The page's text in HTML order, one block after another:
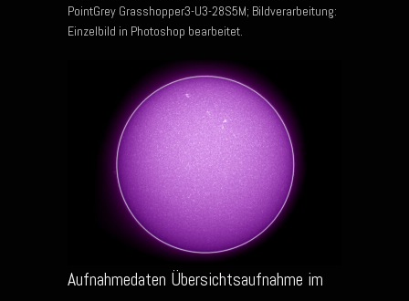
PointGrey Grasshopper3-U3-28S5M; Bildverarbeitung:
Einzelbild in Photoshop bearbeitet.
Aufnahmedaten Übersichtsaufnahme im